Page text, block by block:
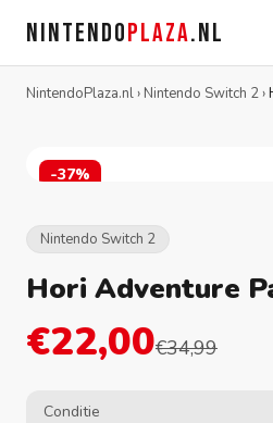
NINTENDOPLAZA.NL
NintendoPlaza.nl› Nintendo Switch 2›
-37%
Nintendo Switch 2
Hori Adventure
€22,00€34,99
Conditie